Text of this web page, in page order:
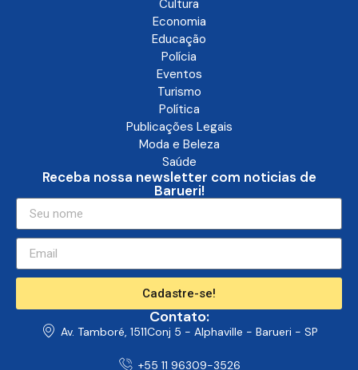
Cultura
Economia
Educação
Polícia
Eventos
Turismo
Política
Publicações Legais
Moda e Beleza
Saúde
Receba nossa newsletter com noticias de
Barueri!
Cadastre-se!
Contato:
Av. Tamboré, 1511Conj 5 - Alphaville - Barueri - SP
+55 11 96309-3526